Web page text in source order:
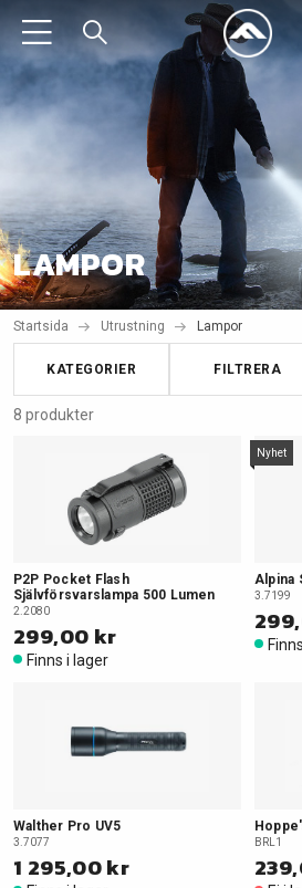
LAMPOR
Startsida Utrustning Lampor
KATEGORIER FILTRERA
8 produkter
P2P Pocket Flash
Självförsvarslampa 500 Lumen
2.2080
299,00 kr
Finns i lager
Nyhet
Alpina
3.7199
Walther Pro UV5
3.7077
1 295,00 kr
BRL1